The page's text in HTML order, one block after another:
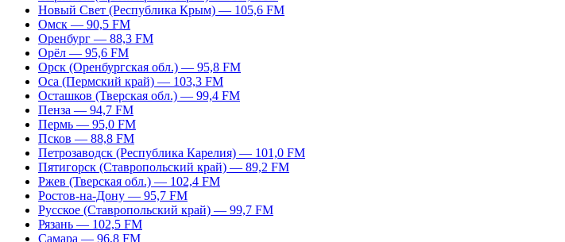
Новый Свет (Республика Крым) — 105,6 FM
Омск — 90,5 FM
Оренбург — 88,3 FM
Орёл — 95,6 FM
Орск (Оренбургская обл.) — 95,8 FM
Оса (Пермский край) — 103,3 FM
Осташков (Тверская обл.) — 99,4 FM
Пенза — 94,7 FM
Пермь — 95,0 FM
Псков — 88,8 FM
Петрозаводск (Республика Карелия) — 101,0 FM
Пятигорск (Ставропольский край) — 89,2 FM
Ржев (Тверская обл.) — 102,4 FM
Ростов-на-Дону — 95,7 FM
Русское (Ставропольский край) — 99,7 FM
Рязань — 102,5 FM
Самара — 96,8 FM